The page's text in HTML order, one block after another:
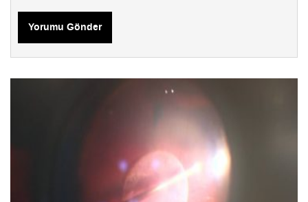
Yorumu Gönder